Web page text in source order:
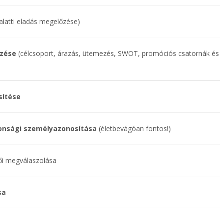
eladás megelőzése)
(célcsoport, árazás, ütemezés, SWOT, promóciós csatornák és
személyazonosítása (életbevágóan fontos!)
megválaszolása